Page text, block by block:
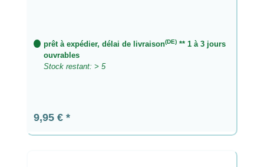
prêt à expédier, délai de livraison(DE)** 1 à 3 jours
ouvrables
Stock restant: > 5
Prix régulier :
9,95 €